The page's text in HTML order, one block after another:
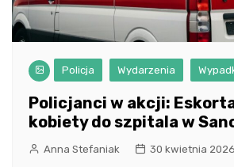
Policja Wydarzenia
Policjanci w akcji:
kobiety do szpitala w
Anna Stefaniak 30 kwietnia 2026